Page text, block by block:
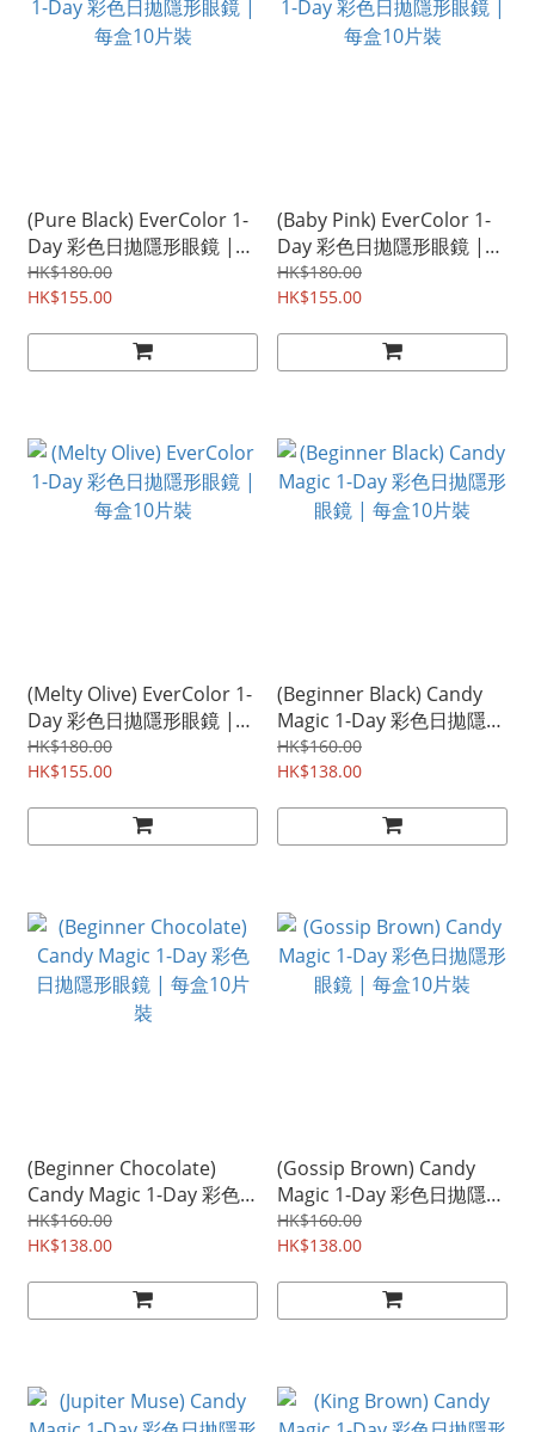
(Pure Black) EverColor 1-
Day 彩色日拋隱形眼鏡 |
每盒10片裝
HK$180.00
HK$155.00
(Baby Pink) EverColor 1-
Day 彩色日拋隱形眼鏡 |
每盒10片裝
HK$180.00
HK$155.00
(Melty Olive) EverColor 1-
Day 彩色日拋隱形眼鏡 |
每盒10片裝
HK$180.00
HK$155.00
(Beginner Black) Candy
Magic 1-Day 彩色日拋隱形
眼鏡 | 每盒10片裝
HK$160.00
HK$138.00
(Beginner Chocolate)
Candy Magic 1-Day 彩色
日拋隱形眼鏡 | 每盒10片
裝
HK$160.00
HK$138.00
(Gossip Brown) Candy
Magic 1-Day 彩色日拋隱形
眼鏡 | 每盒10片裝
HK$160.00
HK$138.00